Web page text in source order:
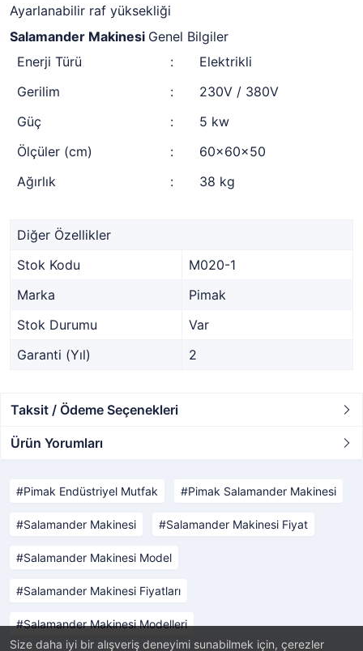
Size daha iyi bir alışveriş deneyimi sunabilmek için, çerezler
Ayarlanabilir raf yüksekliği
Salamander Makinesi Genel Bilgiler
Enerji Türü
:
Elektrikli
Gerilim
:
230V / 380V
Güç
:
5 kw
Ölçüler (cm)
:
60x60x50
Ağırlık
: 38 kg
Diğer Özellikler
Stok Kodu
M020-1
Marka
Pimak
Stok Durumu
Var
Garanti (Yıl)
2
Taksit / Ödeme Seçenekleri
Ürün Yorumları
Pimak Endüstriyel Mutfak Pimak Salamander Makinesi
Salamander Makinesi Salamander Makinesi Fiyat
Salamander Makinesi Model
Salamander Makinesi Fiyatları
Salamander Makinesi Modelleri